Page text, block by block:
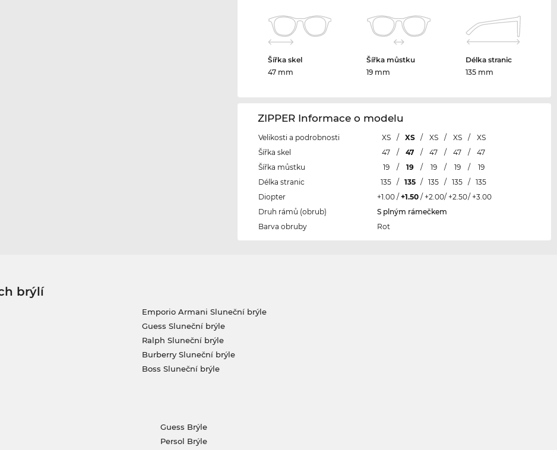
Šířka skel
47 mm
Šířka můstku
19 mm
Délka stranic
135 mm
ZIPPER Informace o modelu
Velikosti a podrobnosti XS / XS / XS / XS /
XS
Šířka skel
47 / 47 / 47 / 47 /
47
Šířka můstku
19 / 19 / 19 / 19 /
19
Délka stranic
135 / 135 / 135 / 135 /
135
Diopter
+1.00 / +1.50 / +2.00/ +2.50/ +3.00
Druh rámů (obrub)
S plným rámečkem
Barva obruby
Rot
brýlí
Emporio Armani Sluneční brýle
Guess Sluneční brýle
Ralph Sluneční brýle
Burberry Sluneční brýle
Boss Sluneční brýle
Guess Brýle
Persol Brýle